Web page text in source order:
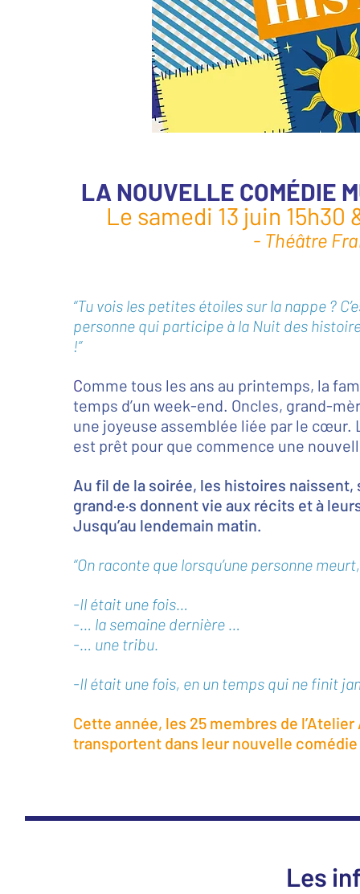
LA NOUVELLE COMÉDIE
Le samedi 13 juin 15h30
- Théâtre
“Tu vois les petites étoiles sur la nappe ?
personne qui participe à la Nuit des
!”
Comme tous les ans au printemps, la
temps d’un week-end. Oncles, grand-
une joyeuse assemblée liée par le
est prêt pour que commence une
Au fil de la soirée, les histoires naissent,
grand·e·s donnent vie aux récits et à
Jusqu’au lendemain matin.
“On raconte que lorsqu’une personne
-Il était une fois…
-… la semaine dernière …
-… une tribu.
-Il était une fois, en un temps qui ne finit
Cette année, les 25 membres de
transportent dans leur nouvelle
Les